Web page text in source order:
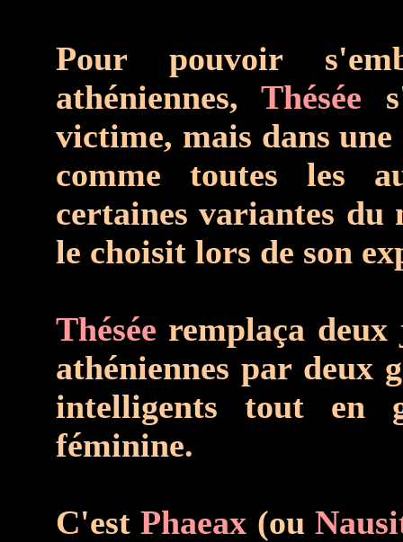
Pour pouvoir
athéniennes,Thésée
victime, mais dans
comme toutes les
certaines variantes
le choisit lors de son
Thésée remplaça
athéniennes par deux
intelligents tout en
féminine.
C'estPhaeax (ou